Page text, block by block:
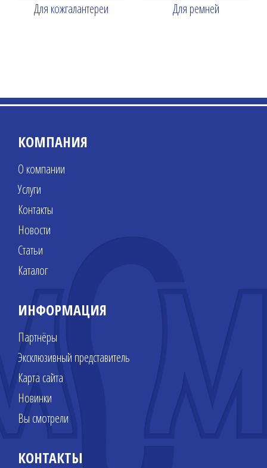
Для кожгалантереи Для ремней
КОМПАНИЯ
О компании
Услуги
Контакты
Новости
Статьи
Каталог
ИНФОРМАЦИЯ
Партнёры
Эксклюзивный представитель
Карта сайта
Новинки
Вы смотрели
КОНТАКТЫ